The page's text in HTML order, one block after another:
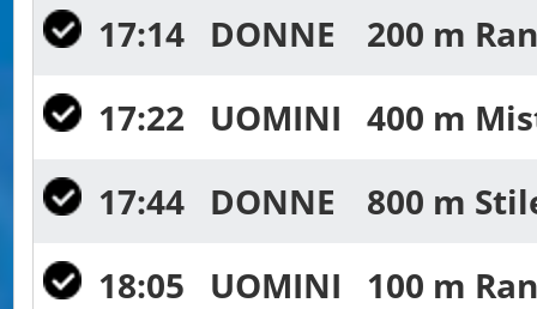
17:14
DONNE
200 m
17:22
UOMINI 400 m
17:44
DONNE
800 m
18:05
UOMINI 100 m